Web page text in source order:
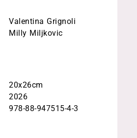
Valentina Grignoli
Milly Miljkovic
20x26cm
2026
978-88-947515-4-3